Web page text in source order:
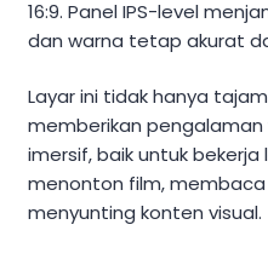
16:9. Panel IPS-level
dan warna tetap akurat
Layar ini tidak hanya
memberikan
imersif, baik untuk
menonton film,
menyunting konten visual.